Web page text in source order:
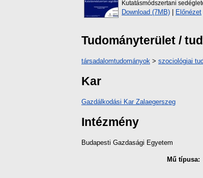
Kutatásmódszertani
Download (7MB) | Előnézet
Tudományterület /
társadalomtudományok > szociológiai
Kar
Gazdálkodási Kar Zalaegerszeg
Intézmény
Budapesti Gazdasági Egyetem
Mű típusa: